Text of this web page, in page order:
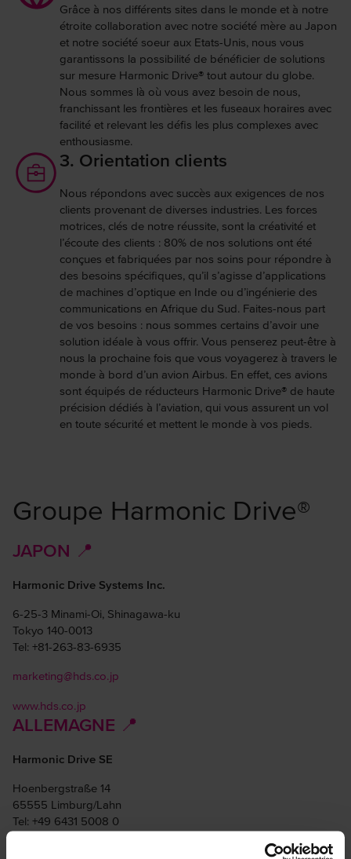
Grâce à nos différents sites dans le monde et à notre
étroite collaboration avec notre société mère au Japon
et notre société soeur aux Etats-Unis, nous vous
garantissons la possibilité de bénéficier de solutions
sur mesure Harmonic Drive® tout autour du globe.
Nous sommes là où vous avez besoin de nous,
franchissant les frontières et les fuseaux horaires avec
facilité et relevant les défis les plus complexes avec
enthousiasme.
3. Orientation clients
Nous répondons avec succès aux exigences de nos
clients provenant de diverses industries. Les forces
motrices, clés de notre réussite, sont la créativité et
l’écoute des clients : 80% de nos solutions ont été
conçues et fabriquées par nos soins pour répondre à
des besoins spécifiques, qu’il s’agisse d’applications
de machines d’optique en Inde ou d’ingénierie des
communications en Afrique du Sud. Faites-nous part
de vos besoins : nous sommes certains d’avoir une
solution idéale à vous offrir. Vous penserez peut-être à
nous la prochaine fois que vous voyagerez à travers le
monde à bord d’un avion Airbus. En effet, ces avions
sont équipés de réducteurs Harmonic Drive® de haute
précision dédiés à l’aviation, qui vous assurent un vol
en toute sécurité et mettent le monde à vos pieds.
Groupe Harmonic Drive®
JAPON 📍
Harmonic Drive Systems Inc.
6-25-3 Minami-Oi, Shinagawa-ku
Tokyo 140-0013
Tel: +81-263-83-6935
marketing@hds.co.jp
www.hds.co.jp
ALLEMAGNE 📍
Harmonic Drive SE
Hoenbergstraße 14
65555 Limburg/Lahn
Tel: +49 6431 5008 0